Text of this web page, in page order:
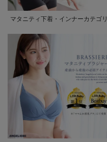
マタニティ下着・インナーカテゴリ